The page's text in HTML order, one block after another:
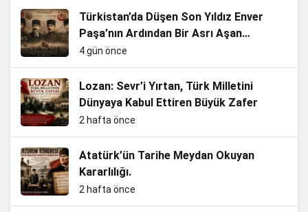
Türkistan’da Düşen Son Yıldız Enver
Paşa’nın Ardından Bir Asrı Aşan
Sessizlik
4 gün önce
Lozan: Sevr’i Yırtan, Türk Milletini
Dünyaya Kabul Ettiren Büyük Zafer
2 hafta önce
Atatürk’ün Tarihe Meydan Okuyan
Kararlılığı.
2 hafta önce